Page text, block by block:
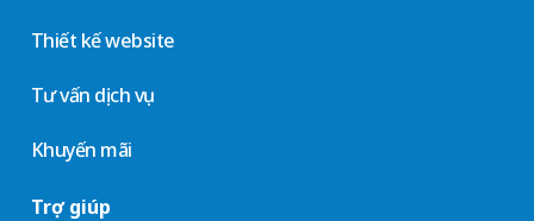
Thiết kế website
Tư vấn dịch vụ
Khuyến mãi
Trợ giúp